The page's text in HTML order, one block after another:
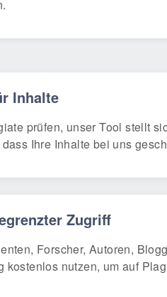
Inhalte
prüfen, unser Tool stellt
Ihre Inhalte bei uns
Zugriff
Forscher, Autoren,
kostenlos nutzen, um auf